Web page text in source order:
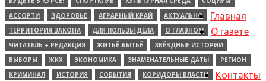
АССОРТИ
ЗДОРОВЬЕ АГРАРНЫЙ КРАЙ
АКТУАЛЬНО
ТЕРРИТОРИЯ ЗАКОНА
ДЛЯ ПОЛЬЗЫ ДЕЛА
О ГЛАВНОМ
ЧИТАТЕЛЬ + РЕДАКЦИЯ
ЖИТЬЁ-БЫТЬЁ
ЗВЁЗДНЫЕ ИСТОРИИ
ВЫБОРЫ
ЖКХ ЭКОНОМИКА ЗНАМЕНАТЕЛЬНЫЕ ДАТЫ
РЕГИОН
КРИМИНАЛ
ИСТОРИЯ СОБЫТИЯ
КОРИДОРЫ ВЛАСТИ
Главная
О газете
Контакты